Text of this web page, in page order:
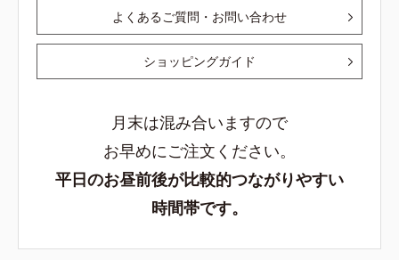
よくあるご質問・お問い合わせ
ショッピングガイド
月末は混み合いますので
お早めにご注文ください。
平日のお昼前後が比較的つながりやすい
時間帯です。